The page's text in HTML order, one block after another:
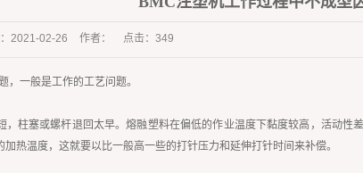
2021-02-26 作者： 点击： 349
，一般是工作的工艺问题。
，柱塞或螺杆退回太早。熔融塑料在偏低的作业温度下黏度较高，活动性
热温度，这就要以比一般高一些的打针压力和延伸打针时间来补偿。